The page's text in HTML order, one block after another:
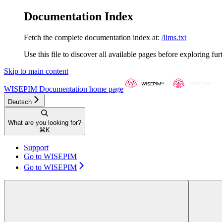
Documentation Index
Fetch the complete documentation index at: /llms.txt
Use this file to discover all available pages before exploring
Skip to main content
WISEPIM Documentation home page
Deutsch
What are you looking for?
⌘ K
Support
Go to WISEPIM
Go to WISEPIM